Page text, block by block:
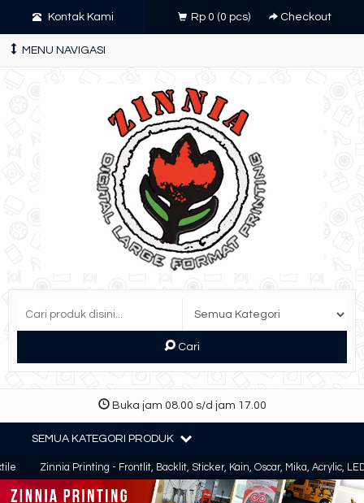
Kontak Kami Rp 0 (0 pcs) Checkout
MENU NAVIGASI
Cari
Buka jam 08.00 s/d jam 17.00
SEMUA KATEGORI PRODUK
Zinnia Printing - Frontlit, Backlit, Sticker, Kain, Oscar, Mika, Acrylic, LED, LED